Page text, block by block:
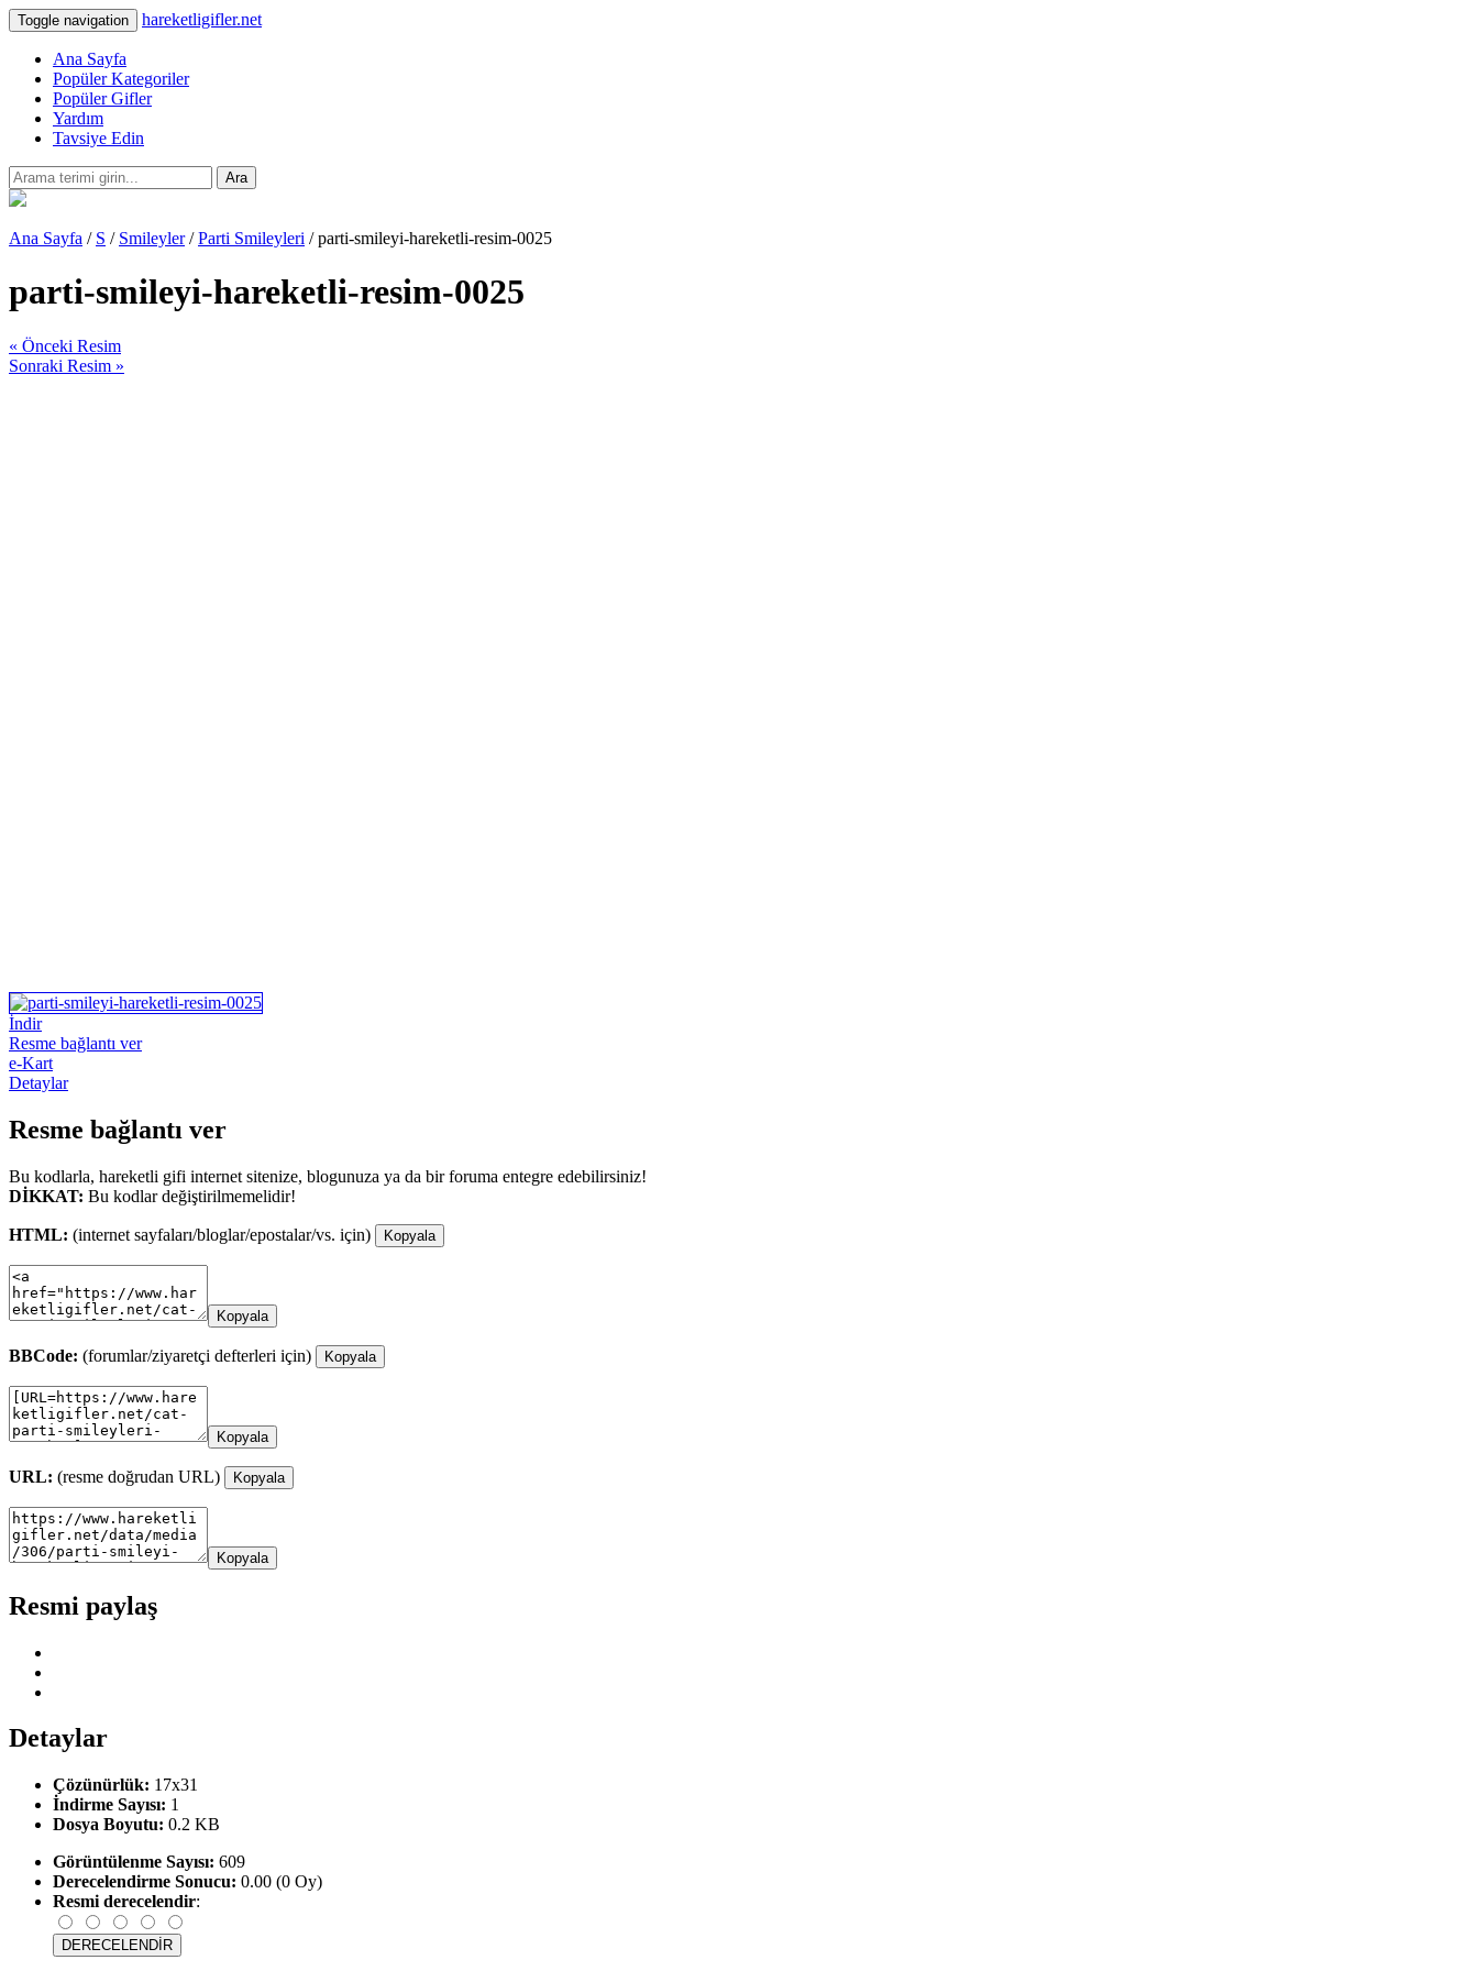
Toggle navigation hareketligifler.net
Ana Sayfa
Popüler Kategoriler
Popüler Gifler
Yardım
Tavsiye Edin
Ara
Ana Sayfa / S / Smileyler/Parti Smileyleri / parti-smileyi-hareketli-resim-0025
parti-smileyi-hareketli-resim-0025
« Önceki Resim
Sonraki Resim »
İndir
Resme bağlantı ver
e-Kart
Detaylar
Resme bağlantı ver
Bu kodlarla, hareketli gifi internet sitenize, blogunuza ya da bir foruma entegre edebilirsiniz!
DİKKAT: Bu kodlar değiştirilmemelidir!
HTML: (internet sayfaları/bloglar/epostalar/vs. için) Kopyala
Kopyala
BBCode: (forumlar/ziyaretçi defterleri için) Kopyala
Kopyala
URL: (resme doğrudan URL) Kopyala
Kopyala
Resmi paylaş
Detaylar
Çözünürlük: 17x31
İndirme Sayısı: 1
Dosya Boyutu: 0.2 KB
Görüntülenme Sayısı: 609
Derecelendirme Sonucu: 0.00 (0 Oy)
Resmi derecelendir: